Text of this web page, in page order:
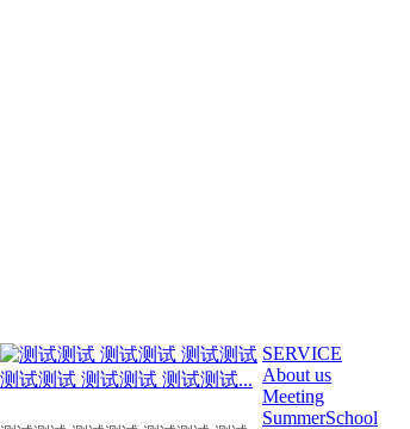
SERVICE
About us
Meeting
SummerSchool